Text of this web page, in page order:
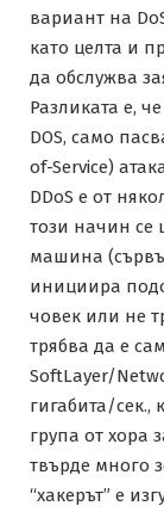
вариант на
като целта и
да обслужва
Разликата е,
DOS, само
of-Service)
DDoS е от
този начин се
машина
инициира
човек или не
трябва да е сам
SoftLayer/
гигабита/сек.,
група от хора
твърде много
“хакерът” е